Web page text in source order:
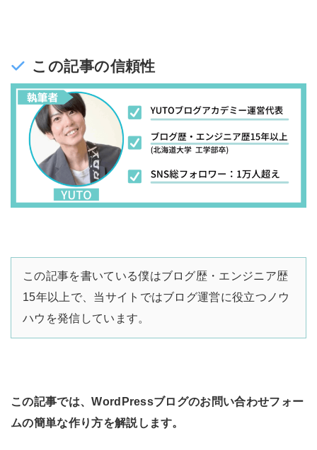
この記事の信頼性
この記事を書いている僕はブログ歴・エンジニア歴
15年以上で、当サイトではブログ運営に役立つノウ
ハウを発信しています。
この記事では、WordPressブログのお問い合わせフォー
ムの簡単な作り方を解説します。